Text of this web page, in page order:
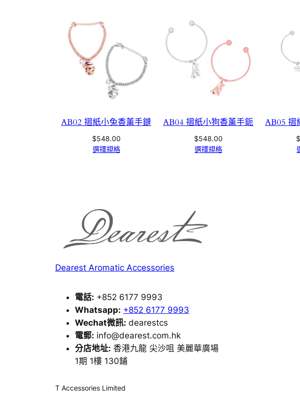
AB02 摺紙小兔香薰手鏈
$548.00
選擇規格
AB04 摺紙小狗香薰手鈪
$548.00
選擇規格
AB05 摺
$
Dearest Aromatic Accessories
電話: +852 6177 9993
Whatsapp: +852 6177 9993
Wechat微訊: dearestcs
電郵: info@dearest.com.hk
分店地址: 香港九龍 尖沙咀 美麗華廣場
1期 1樓 130鋪
T Accessories Limited